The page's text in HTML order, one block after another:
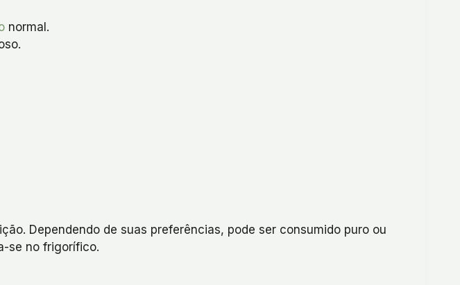
normal.
Dependendo de suas preferências, pode ser consumido puro ou
se no frigorífico.